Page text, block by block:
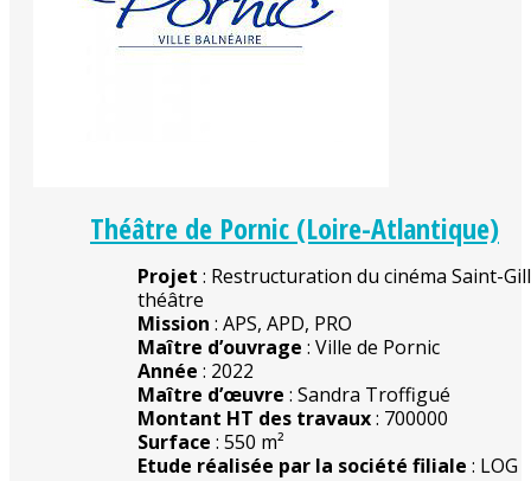
Théâtre de Pornic (Loire-Atlantique)
Projet : Restructuration du cinéma Saint-
théâtre
Mission : APS, APD, PRO
Maître d’ouvrage : Ville de Pornic
Année : 2022
Maître d’œuvre : Sandra Troffigué
Montant HT des travaux: 700000
Surface : 550 m²
Etude réalisée par la société filiale : LOG